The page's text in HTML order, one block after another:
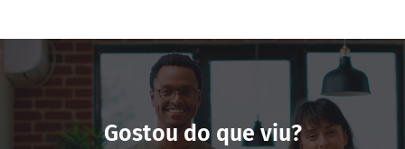
Gostou do que viu?